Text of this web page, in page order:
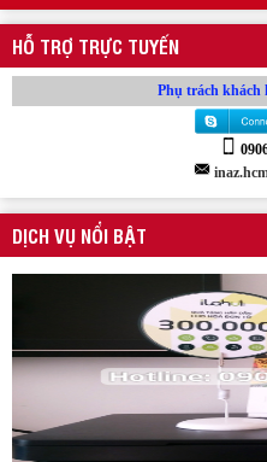
HỖ TRỢ TRỰC TUYẾN
Phụ trách khách
DỊCH VỤ NỔI BẬT
Mẫu kẹp lò